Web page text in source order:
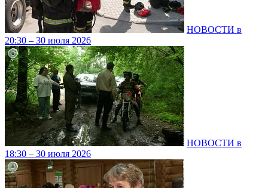
НОВОСТИ в
20:30 – 30 июля 2026
НОВОСТИ в
18:30 – 30 июля 2026